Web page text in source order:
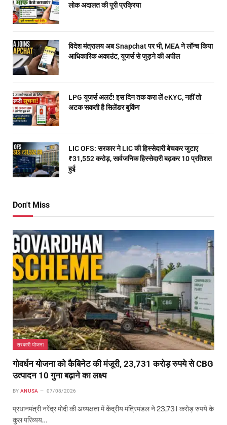
लोक अदालत की पूरी प्रक्रिया
विदेश मंत्रालय अब Snapchat पर भी, MEA ने लॉन्च किया
आधिकारिक अकाउंट, यूजर्स से जुड़ने की अपील
LPG यूजर्स अलर्ट! इस दिन तक करा लें eKYC, नहीं तो
अटक सकती है सिलेंडर बुकिंग
LIC OFS: सरकार ने LIC की हिस्सेदारी बेचकर जुटाए
₹31,552 करोड़, सार्वजनिक हिस्सेदारी बढ़कर 10 प्रतिशत
हुई
Don't Miss
सरकारी योजना
गोवर्धन योजना को कैबिनेट की मंजूरी, 23,731 करोड़ रुपये से CBG
उत्पादन 10 गुना बढ़ाने का लक्ष्य
BY ANUSA 07/08/2026
प्रधानमंत्री नरेंद्र मोदी की अध्यक्षता में केंद्रीय मंत्रिमंडल ने 23,731 करोड़ रुपये के
कुल परिव्यय…